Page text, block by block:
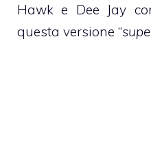
Hawk e Dee Jay
questa versione “